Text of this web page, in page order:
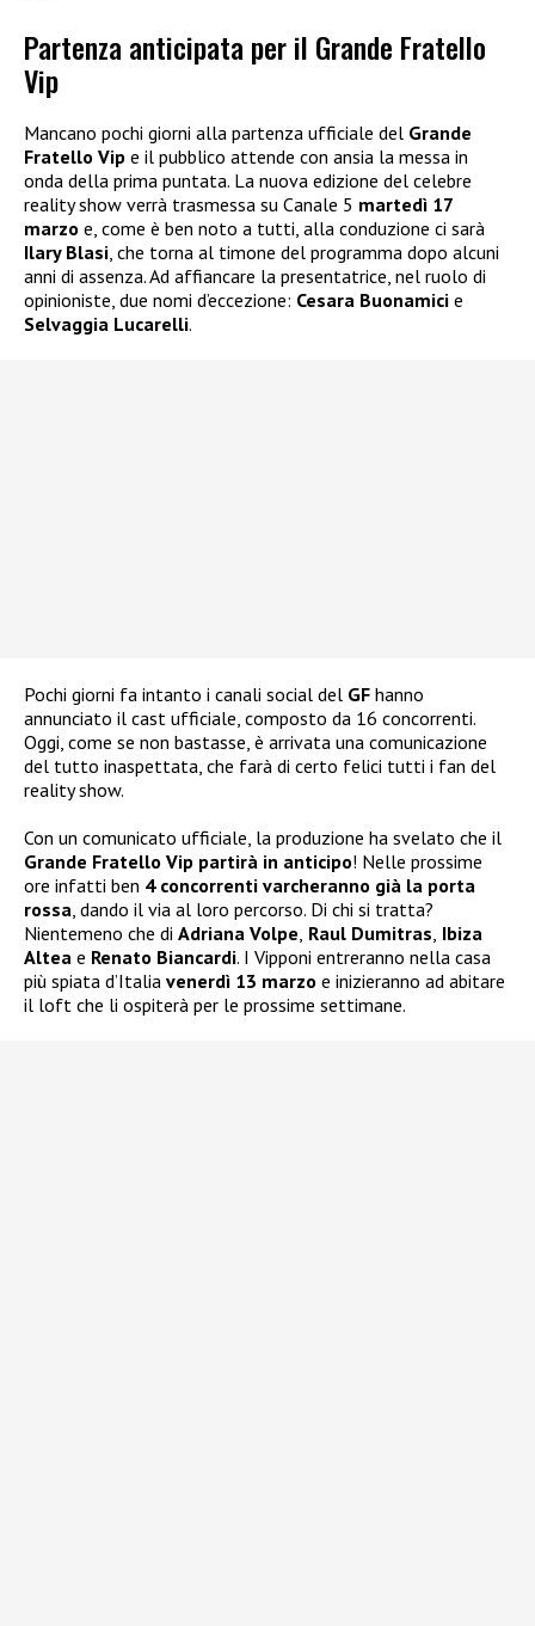
Partenza anticipata per il Grande Fratello
Vip
Mancano pochi giorni alla partenza ufficiale del Grande
Fratello Vip e il pubblico attende con ansia la messa in
onda della prima puntata. La nuova edizione del celebre
reality show verrà trasmessa su Canale 5 martedì 17
marzo e, come è ben noto a tutti, alla conduzione ci sarà
Ilary Blasi, che torna al timone del programma dopo alcuni
anni di assenza. Ad affiancare la presentatrice, nel ruolo di
opinioniste, due nomi d’eccezione: Cesara Buonamici e
Selvaggia Lucarelli.
Pochi giorni fa intanto i canali social del GF hanno
annunciato il cast ufficiale, composto da 16 concorrenti.
Oggi, come se non bastasse, è arrivata una comunicazione
del tutto inaspettata, che farà di certo felici tutti i fan del
reality show.
Con un comunicato ufficiale, la produzione ha svelato che il
Grande Fratello Vip partirà in anticipo! Nelle prossime
ore infatti ben 4 concorrenti varcheranno già la porta
rossa, dando il via al loro percorso. Di chi si tratta?
Nientemeno che di Adriana Volpe, Raul Dumitras, Ibiza
Altea e Renato Biancardi. I Vipponi entreranno nella casa
più spiata d’Italia venerdì 13 marzo e inizieranno ad abitare
il loft che li ospiterà per le prossime settimane.